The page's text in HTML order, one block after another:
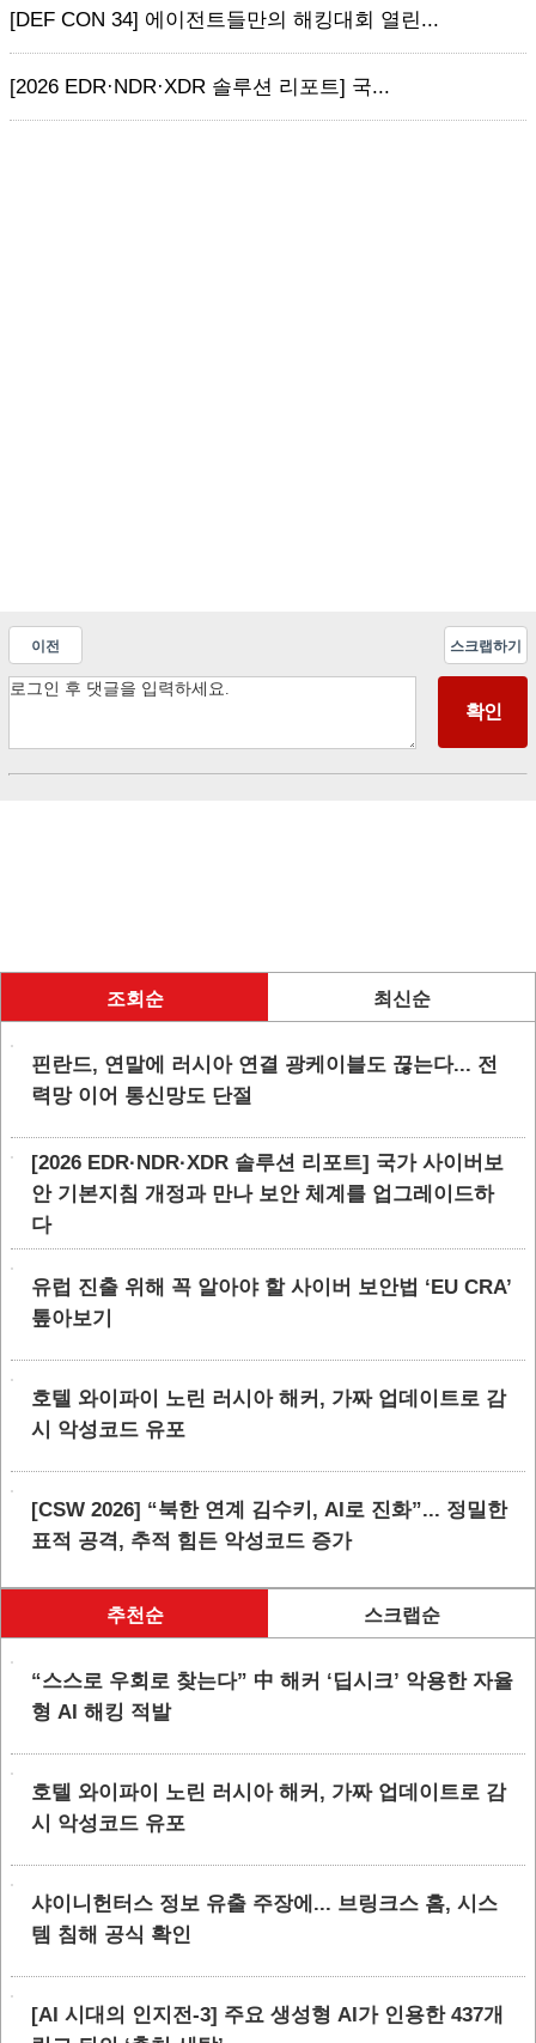
[DEF CON 34] 에이전트들만의 해킹대회 열린...
[2026 EDR·NDR·XDR 솔루션 리포트] 국...
이전 스크랩하기
조회순 최신순
핀란드, 연말에 러시아 연결 광케이블도 끊는다... 전
력망 이어 통신망도 단절
[2026 EDR·NDR·XDR 솔루션 리포트] 국가 사이버보
안 기본지침 개정과 만나 보안 체계를 업그레이드하
다
유럽 진출 위해 꼭 알아야 할 사이버 보안법 ‘EU CRA’
톺아보기
호텔 와이파이 노린 러시아 해커, 가짜 업데이트로 감
시 악성코드 유포
[CSW 2026] “북한 연계 김수키, AI로 진화”... 정밀한
표적 공격, 추적 힘든 악성코드 증가
추천순 스크랩순
“스스로 우회로 찾는다” 中 해커 ‘딥시크’ 악용한 자율
형 AI 해킹 적발
호텔 와이파이 노린 러시아 해커, 가짜 업데이트로 감
시 악성코드 유포
샤이니헌터스 정보 유출 주장에... 브링크스 홈, 시스
템 침해 공식 확인
[AI 시대의 인지전-3] 주요 생성형 AI가 인용한 437개